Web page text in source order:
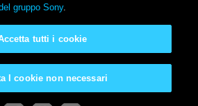
gruppo Sony.
I cookie non necessari
tutti i cookie
Kid - La
continua
a casa tua